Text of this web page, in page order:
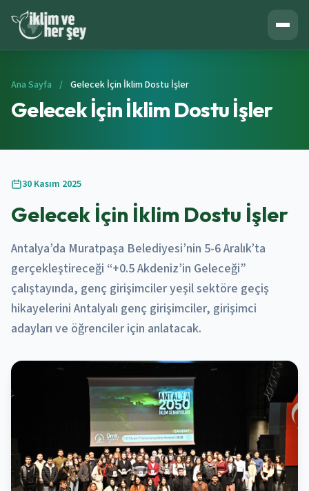
Ana Sayfa / Gelecek İçin İklim Dostu İşler
Gelecek İçin İklim Dostu İşler
30 Kasım 2025
Gelecek İçin İklim Dostu İşler
Antalya’da Muratpaşa Belediyesi’nin 5-6 Aralık’ta
gerçekleştireceği “+0.5 Akdeniz’in Geleceği”
çalıştayında, genç girişimciler yeşil sektöre geçiş
hikayelerini Antalyalı genç girişimciler, girişimci
adayları ve öğrenciler için anlatacak.